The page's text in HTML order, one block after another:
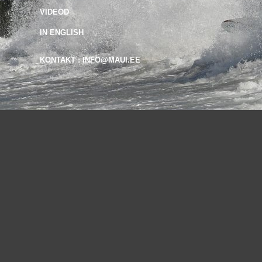
VIDEOD
IN ENGLISH
KONTAKT : INFO@MAUI.EE